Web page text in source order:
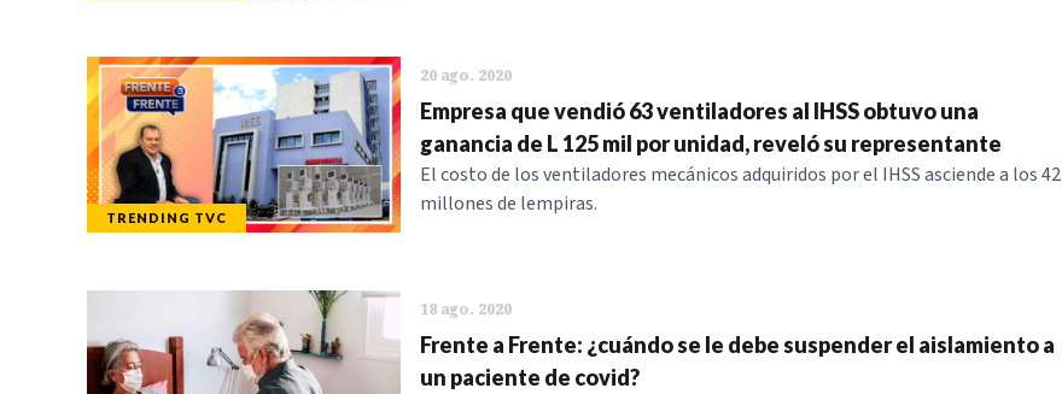
TRENDING TVC
20 ago. 2020
Empresa que vendió 63 ventiladores al IHSS obtuvo una
ganancia de L 125 mil por unidad, reveló su representante
El costo de los ventiladores mecánicos adquiridos por el IHSS asciende a los 42
millones de lempiras.
18 ago. 2020
Frente a Frente: ¿cuándo se le debe suspender el aislamiento a
un paciente de covid?